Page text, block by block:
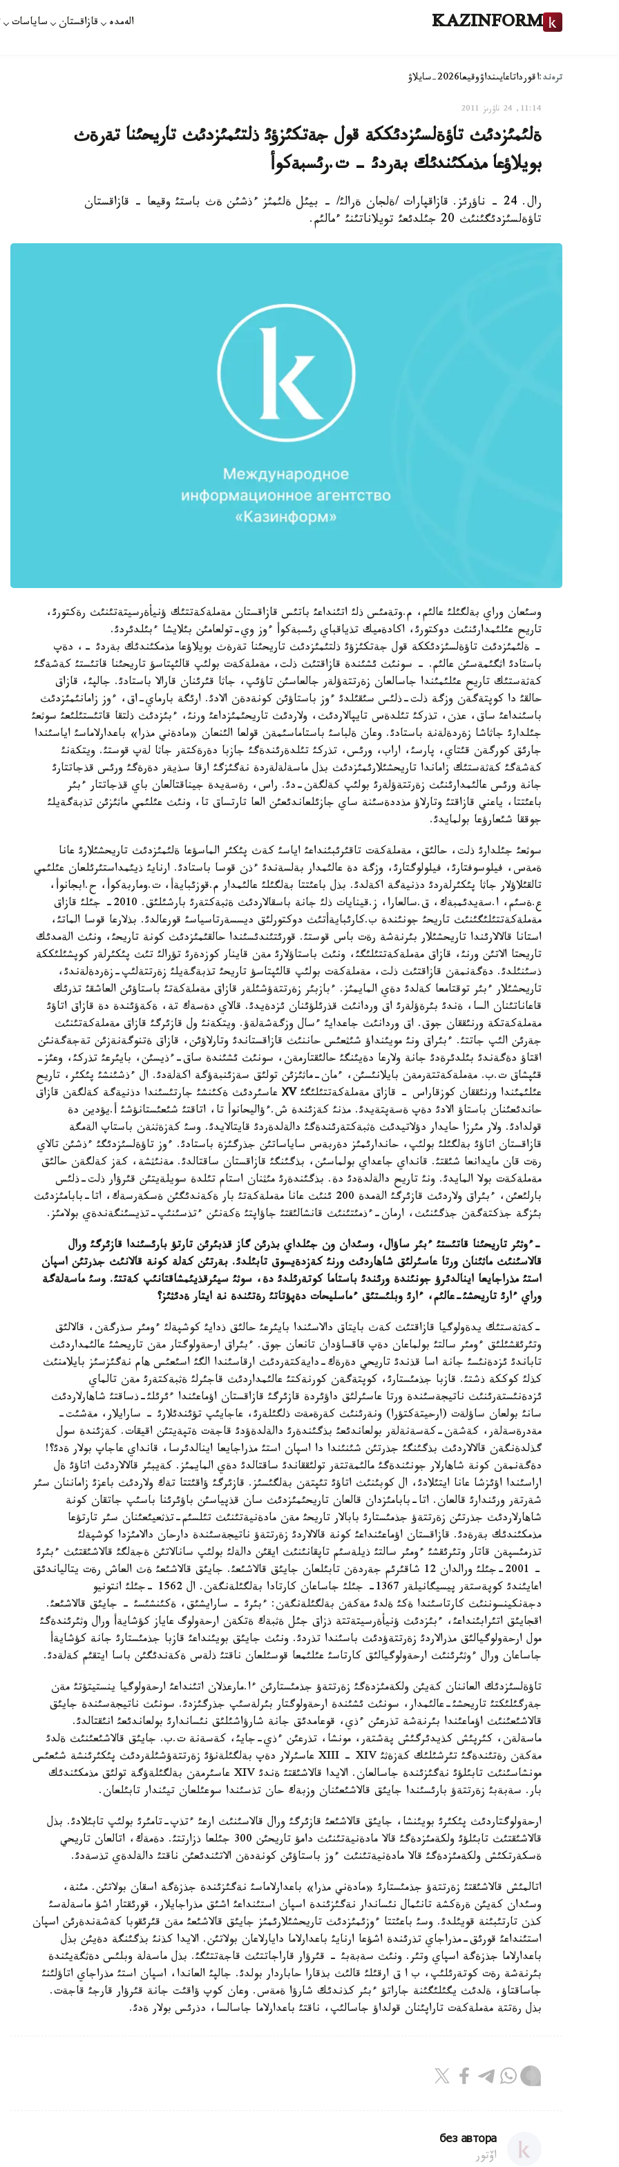
KAZINFORM الەمدە قازاقستان ساياسات
ترەند:اقورداتاعايىنداۋوقيعا2026-سايلاۋ
11:14, 24 ناۋرىز 2011
ةلئمئزدئث تاؤةلسئزدئككة قول جةتكئزؤئ ذلتئمئزدئث تاريحئنا تةرةث
بويلاؤعا مذمكئندئك بةردئ - ت.رئسبةكوأ
رال. 24 - ناؤرئز. قازاقپارات /ةلجان ةرالئ/ - بيئل ةلئمئز ءذشئن ةث باستئ وقيعا - قازاقستان
تاؤةلسئزدئگئنئث 20 جئلدئعئ تويلاناتئنئ ءمالئم.
وسئعان وراي بةلگئلئ عالئم، م.وتةمئس ذلئ اتئنداعئ باتئس قازاقستان مةملةكةتتئك ؤنيأةرسيتةتئنئث رةكتورئ،
تاريح عئلئمدارئنئث دوكتورئ، اكادةميك تذياقباي رئسبةكوأ ءوز وي-تولعامئن بئلايشا ءبئلدئردئ.
- ةلئمئزدئث تاؤةلسئزدئككة قول جةتكئزؤئ ذلتئمئزدئث تاريحئنا تةرةث بويلاؤعا مذمكئندئك بةردئ -، دةپ
باستادئ اثگئمةسئن عالئم. - سونئث ئشئندة قازاقتئث ذلت، مةملةكةت بولئپ قالئپتاسؤ تاريحئنا قاتئستئ كةشةگئ
كةثةستئك تاريح عئلئمئندا جاسالعان زةرتتةؤلةر جالعاسئن تاؤئپ، جاثا قئرئنان قارالا باستادئ. جالپئ، قازاق
حالقئ دا كوپتةگةن وزگة ذلت-ذلئس سئقئلدئ ءوز باستاؤئن كونةدةن الادئ. ارئگة بارماي-اق، ءوز زامانئمئزدئث
باسئنداعئ ساق، عذن، تذركئ تئلدةس تايپالاردئث، ولاردئث تاريحئمئزداعئ ورنئ، ءبئزدئث ذلتقا قاتئستئلئعئ سوثعئ
جئلدارئ جاثاشا زةردةلةنة باستادئ. وعان ةلباسئ باستاماسئمةن قولعا الئنعان «مادةني مذرا» باعدارلاماسئ اياسئندا
جارئق كورگةن قئتاي، پارسئ، اراب، ورئس، تذركئ تئلدةرئندةگئ جازبا دةرةكتةر جاثا لةپ قوستئ. ويتكةنئ
كةشةگئ كةثةستئك زاماندا تاريحشئلارئمئزدئث بذل ماسةلةلةردة نةگئزگئ ارقا سذيةر دةرةگئ ورئس قذجاتتارئ
جانة ورئس عالئمدارئنئث زةرتتةؤلةرئ بولئپ كةلگةن-دئ. راس، رةسةيدة جيناقتالعان باي قذجاتتار ءبئر
باعئتتا، ياعني قازاقتئ وتارلاؤ مذددةسئنة ساي جازئلعاندئعئن العا تارتساق تا، ونئث عئلئمي ماثئزئن تذبةگةيلئ
جوققا شئعارؤعا بولمايدئ.
سوثعئ جئلدارئ ذلت، حالئق، مةملةكةت تاقئرئبئنداعئ اياسئ كةث پئكئر الماسؤعا ةلئمئزدئث تاريحشئلارئ عانا
ةمةس، فيلوسوفتارئ، فيلولوگتارئ، وزگة دة عالئمدار بةلسةندئ ءذن قوسا باستادئ. ارنايئ ذيئمداستئرئلعان عئلئمي
تالقئلاؤلار جاثا پئكئرلةردئ دذنيةگة اكةلدئ. بذل باعئتتا بةلگئلئ عالئمدار م.قوزئبايةأ، ت.وماربةكوأ، ح.ابجانوأ،
ع.ةسئم، ا.سةيدئمبةك، ق.سالعارا، ز.قينايات ذلئ جانة باسقالاردئث ةثبةكتةرئ بارشئلئق. 2010- جئلئ قازاق
مةملةكةتتئلئگئنئث تاريحئ جونئندة ب.كارئبايةأتئث دوكتورلئق ديسسةرتاسياسئ قورعالدئ. بذلارعا قوسا الماتئ،
استانا قالالارئندا تاريحشئلار بئرنةشة رةت باس قوستئ. قورئتئندئسئندا حالقئمئزدئث كونة تاريحئ، ونئث الةمدئك
تاريحتا الاتئن ورنئ، قازاق مةملةكةتتئلئگئ، ونئث باستاؤلارئ مةن قاينار كوزدةرئ تؤرالئ تئث پئكئرلةر كوپشئلئككة
ذسئنئلدئ. دةگةنمةن قازاقتئث ذلت، مةملةكةت بولئپ قالئپتاسؤ تاريحئ تذبةگةيلئ زةرتتةلئپ-زةردةلةندئ،
تاريحشئلار ءبئر توقتامعا كةلدئ دةي المايمئز. ءبازبئر زةرتتةؤشئلةر قازاق مةملةكةتئ باستاؤئن العاشقئ تذرئك
قاعاناتئنان السا، ةندئ بئرةؤلةرئ اق وردانئث قذرئلؤئنان ئزدةيدئ. قالاي دةسةك تة، ةكةؤئندة دة قازاق اتاؤئ
مةملةكةتكة ورنئققان جوق. اق وردانئث جاعدايئ ءسال وزگةشةلةؤ. ويتكةنئ ول قازئرگئ قازاق مةملةكةتئنئث
جةرئن الئپ جاتتئ. ءبئراق ونئ مويئنداؤ شئثعئس حاننئث قازاقستاندئ وتارلاؤئن، قازاق ةتنوگةنةزئن تةجةگةنئن
اقتاؤ دةگةندئ بئلدئرةدئ جانة ولارعا دةيئنگئ حالئقتارمةن، سونئث ئشئندة ساق-ءذيسئن، بايئرعئ تذركئ، وعئز-
قئپشاق ت.ب. مةملةكةتتةرمةن بايلانئسئن، ءمان-ماثئزئن تولئق سةزئنبةؤگة اكةلةدئ. ال ءذشئنشئ پئكئر، تاريح
عئلئمئندا ورنئققان كوزقاراس - قازاق مةملةكةتتئلئگئ ХV عاسئردئث ةكئنشئ جارتئسئندا دذنيةگة كةلگةن قازاق
حاندئعئنان باستاؤ الادئ دةپ ةسةپتةيدئ. مذنئ كةزئندة ش.ءؤاليحانوأ تا، اتاقتئ شئعئستانؤشئ أ.يؤدين دة
قولدادئ. ولار مئرزا حايدار دؤلاتيدئث ةثبةكتةرئندةگئ دالةلدةردئ قايتالايدئ. وسئ كةزةثنةن باستاپ الةمگة
قازاقستان اتاؤئ بةلگئلئ بولئپ، حاندارئمئز دةربةس ساياساتئن جذرگئزة باستادئ. ءوز تاؤةلسئزدئگئ ءذشئن تالاي
رةت قان مايدانعا شئقتئ. قانداي جاعداي بولماسئن، بذگئنگئ قازاقستان ساقتالدئ. مةنئثشة، كةز كةلگةن حالئق
مةملةكةت بولا المايدئ. ونئ تاريح دالةلدةدئ دة. بذگئندةرئ مئثنان استام تئلدة سويلةيتئن قئرؤار ذلت-ذلئس
بارلئعئن، ءبئراق ولاردئث قازئرگئ الةمدة 200 ئنئث عانا مةملةكةتئ بار ةكةندئگئن ةسكةرسةك، اتا-بابامئزدئث
بئزگة جذكتةگةن جذگئنئث، ارمان-ءذمئتئنئث قانشالئقتئ جاؤاپتئ ةكةنئن ءتذسئنئپ-تذيسئنگةندةي بولامئز.
-ءوثئر تاريحئنا قاتئستئ ءبئر ساؤال، وسئدان ون جئلداي بذرئن گاز قذبئرئن تارتؤ بارئسئندا قازئرگئ ورال
قالاسئنئث ماثئنان ورتا عاسئرلئق شاهاردئث ورنئ كةزدةيسوق تابئلدئ. بةرتئن كةلة كونة قالانئث جذرتئن اسپان
استئ مذراجايعا اينالدئرؤ جونئندة ورئندئ باستاما كوتةرئلدئ دة، سوثئ سيئرقذيئمشاقتانئپ كةتتئ. وسئ ماسةلةگة
وراي ءارئ تاريحشئ-عالئم، ءارئ وبلئستئق ءماسليحات دةپؤتاتئ رةتئندة نة ايتار ةدئثئز؟
-كةثةستئك يدةولوگيا قازاقتئث كةث بايتاق دالاسئندا بايئرعئ حالئق ذدايئ كوشپةلئ ءومئر سذرگةن، قالالئق
وتئرئقشئلئق ءومئر سالتئ بولماعان دةپ قاقساؤدان تانعان جوق. ءبئراق ارحةولوگتار مةن تاريحشئ عالئمداردئث
تاباندئ ئزدةنئسئ جانة اسا قذندئ تاريحي دةرةك-دايةكتةردئث ارقاسئندا الگئ اسئعئس هام نةگئزسئز بايلامنئث
كذلئ كوككة ذشتئ. قازبا جذمئستارئ، كوپتةگةن كورنةكتئ عالئمداردئث قاجئرلئ ةثبةكتةرئ مةن تالماي
ئزدةنئستةرئنئث ناتيجةسئندة ورتا عاسئرلئق داؤئردة قازئرگئ قازاقستان اؤماعئندا ءئرئلئ-ذساقتئ شاهارلاردئث
سانئ بولعان ساؤلةت (ارحيتةكتؤرا) ونةرئنئث كةرةمةت ذلگئلةرئ، عاجايئپ تؤئندئلارئ - سارايلار، مةشئت-
مةدرةسةلةر، كةشةن-كةسةنةلةر بولعاندئعئ بذگئندةرئ دالةلدةؤدئ قاجةت ةتپةيتئن اقيقات. كةزئندة سول
گذلدةنگةن قالالاردئث بذگئنگئ جذرتئن شئنئندا دا اسپان استئ مذراجايعا اينالدئرسا، قانداي عاجاپ بولار ةدئ؟!
دةگةنمةن كونة شاهارلار جونئندةگئ مالئمةتتةر تولئققاندئ ساقتالدئ دةي المايمئز. كةيبئر قالالاردئث اتاؤئ ةل
اراسئندا اؤئزشا عانا ايتئلادئ، ال كوبئنئث اتاؤئ تئپتةن بةلگئسئز. قازئرگئ ؤاقئتتا تةك ولاردئث باعزئ زاماننان سئر
شةرتةر ورئندارئ قالعان. اتا-بابامئزدان قالعان تاريحئمئزدئث سان قذپياسئن باؤئرئنا باسئپ جاتقان كونة
شاهارلاردئث جذرتئن زةرتتةؤ جذمئستارئ بابالار تاريحئ مةن مادةنيةتئنئث تئلسئم-تذثعيئعئنان سئر تارتؤعا
مذمكئندئك بةرةدئ. قازاقستان اؤماعئنداعئ كونة قالالاردئ زةرتتةؤ ناتيجةسئندة دارحان دالامئزدا كوشپةلئ
تذرمئسپةن قاتار وتئرئقشئ ءومئر سالتئ ذيلةسئم تاپقانئنئث ايقئن دالةلئ بولئپ سانالاتئن ةجةلگئ قالاشئقتئث ءبئرئ
- 2001-جئلئ ورالدان 12 شاقئرئم جةردةن تابئلعان جايئق قالاشئعئ. جايئق قالاشئعئ ةث العاش رةت يتالياندئق
اعايئندئ كوپةستةر پيسيگانيلةر 1367- جئلئ جاساعان كارتادا بةلگئلةنگةن. ال 1562 -جئلئ انتونيو
دجةنكينسوننئث كارتاسئندا ةكئ ةلدئ مةكةن بةلگئلةنگةن: ءبئرئ - سارايشئق، ةكئنشئسئ - جايئق قالاشئعئ.
اقجايئق اتئرابئنداعئ، ءبئزدئث ؤنيأةرسيتةتتة ذزاق جئل ةثبةك ةتكةن ارحةولوگ عاياز كؤشايةأ ورال وثئرئندةگئ
مول ارحةولوگيالئق مذرالاردئ زةرتتةؤدئث باسئندا تذردئ. ونئث جايئق بويئنداعئ قازبا جذمئستارئ جانة كؤشايةأ
جاساعان ورال ءوثئرئنئث ارحةولوگيالئق كارتاسئ عئلئمعا قوسئلعان ناقتئ ذلةس ةكةندئگئن باسا ايتقئم كةلةدئ.
تاؤةلسئزدئك العاننان كةيئن ولكةمئزدةگئ زةرتتةؤ جذمئستارئن ءا.مارعذلان اتئنداعئ ارحةولوگيا ينستيتؤتئ مةن
جةرگئلئكتئ تاريحشئ-عالئمدار، سونئث ئشئندة ارحةولوگتار بئرلةسئپ جذرگئزدئ. سونئث ناتيجةسئندة جايئق
قالاشئعئنئث اؤماعئندا بئرنةشة تذرعئن ءذي، قوعامدئق جانة شارؤاشئلئق نئساندارئ بولعاندئعئ انئقتالدئ.
ماسةلةن، كئرپئش كذيدئرگئش پةشتةر، مونشا، تذرعئن ءذي-جايئ، كةسةنة ت.ب. جايئق قالاشئعئنئث ةلدئ
مةكةن رةتئندةگئ تئرشئلئك كةزةثئ XIII - XIV عاسئرلار دةپ بةلگئلةنؤئ زةرتتةؤشئلةردئث پئكئرئنشة شئعئس
مونشاسئنئث تابئلؤئ نةگئزئندة جاسالعان. الايدا قالاشئقتئ ةندئ XIV عاسئرمةن بةلگئلةؤگة تولئق مذمكئندئك
بار. سةبةبئ زةرتتةؤ بارئسئندا جايئق قالاشئعئنان وزبةك حان تذسئندا سوعئلعان تيئندار تابئلعان.
ارحةولوگتاردئث پئكئرئ بويئنشا، جايئق قالاشئعئ قازئرگئ ورال قالاسئنئث ارعئ ءتذپ-تامئرئ بولئپ تابئلادئ. بذل
قالاشئقتئث تابئلؤئ ولكةمئزدةگئ قالا مادةنيةتئنئث دامؤ تاريحئن 300 جئلعا ذزارتتئ. دةمةك، اتالعان تاريحي
ةسكةرتكئش ولكةمئزدةگئ قالا مادةنيةتئنئث ءوز باستاؤئن كونةدةن الاتئندئعئن ناقتئ دالةلدةي تذسةدئ.
اتالمئش قالاشئقتئ زةرتتةؤ جذمئستارئ «مادةني مذرا» باعدارلاماسئ نةگئزئندة جذزةگة اسقان بولاتئن. مئنة،
وسئدان كةيئن ةرةكشة تانئمال نئساندار نةگئزئندة اسپان استئنداعئ اشئق مذراجايلار، قورئقتار اشؤ ماسةلةسئ
كذن تارتئبئنة قويئلدئ. وسئ باعئتتا ءوزئمئزدئث تاريحشئلارئمئز جايئق قالاشئعئ مةن قئرئقوبا كةشةندةرئن اسپان
استئنداعئ قورئق-مذراجاي تذرئندة اشؤعا ارنايئ باعدارلاما دايارلاعان بولاتئن. الايدا كذنئ بذگئنگة دةيئن بذل
باعدارلاما جذزةگة اسپاي وتئر. ونئث سةبةبئ - قئرؤار قاراجاتتئث قاجةتتئگئ. بذل ماسةلة وبلئس دةثگةيئندة
بئرنةشة رةت كوتةرئلئپ، ب ا ق ارقئلئ قالئث بذقارا حاباردار بولدئ. جالپئ العاندا، اسپان استئ مذراجاي اتاؤلئنئ
جاساقتاؤ، ةلدئث يگئلئگئنة جاراتؤ ءبئر كذندئك شارؤا ةمةس. وعان كوپ ؤاقئت جانة قئرؤار قارجئ قاجةت.
بذل رةتتة مةملةكةت تاراپئنان قولداؤ جاسالئپ، ناقتئ باعدارلاما جاسالسا، دذرئس بولار ةدئ.
без автора
اۆتور